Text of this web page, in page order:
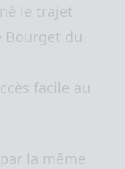
le trajet
Bourget du
facile au
la même